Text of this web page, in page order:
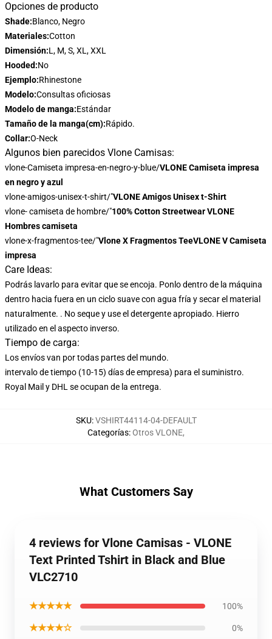
Opciones de producto
Shade:Blanco, Negro
Materiales:Cotton
Dimensión:L, M, S, XL, XXL
Hooded:No
Ejemplo:Rhinestone
Modelo:Consultas oficiosas
Modelo de manga:Estándar
Tamaño de la manga(cm):Rápido.
Collar:O-Neck
Algunos bien parecidos Vlone Camisas:
vlone-Camiseta impresa-en-negro-y-blue/VLONE Camiseta impresa
en negro y azul
vlone-amigos-unisex-t-shirt/"VLONE Amigos Unisex t-Shirt
vlone- camiseta de hombre/"100% Cotton Streetwear VLONE
Hombres camiseta
vlone-x-fragmentos-tee/"Vlone X Fragmentos TeeVLONE V Camiseta
impresa
Care Ideas:
Podrás lavarlo para evitar que se encoja. Ponlo dentro de la máquina
dentro hacia fuera en un ciclo suave con agua fría y secar el material
naturalmente. . No seque y use el detergente apropiado. Hierro
utilizado en el aspecto inverso.
Tiempo de carga:
Los envíos van por todas partes del mundo.
intervalo de tiempo (10-15) días de empresa) para el suministro.
Royal Mail y DHL se ocupan de la entrega.
SKU:VSHIRT44114-04-DEFAULT
Categorías:Otros VLONE,
What Customers Say
4 reviews for Vlone Camisas - VLONE
Text Printed Tshirt in Black and Blue
VLC2710
★★★★★ 100%
★★★★☆ 0%